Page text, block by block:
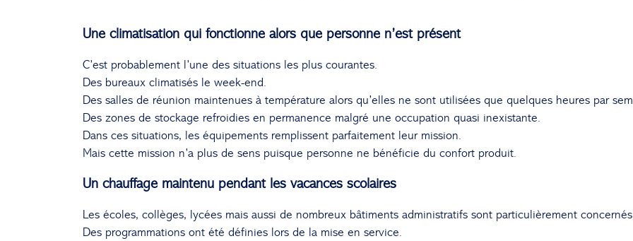
Une climatisation qui fonctionne alors que personne n’est présent
C’est probablement l’une des situations les plus courantes.
Des bureaux climatisés le week-end.
Des salles de réunion maintenues à température alors qu’elles ne sont utilisées que quelques heures par
Des zones de stockage refroidies en permanence malgré une occupation quasi inexistante.
Dans ces situations, les équipements remplissent parfaitement leur mission.
Mais cette mission n’a plus de sens puisque personne ne bénéficie du confort produit.
Un chauffage maintenu pendant les vacances scolaires
Les écoles, collèges, lycées mais aussi de nombreux bâtiments administratifs sont particulièrement
Des programmations ont été définies lors de la mise en service.